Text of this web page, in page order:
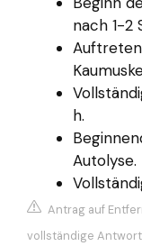
nach 1-2
h.
Autolyse.
Antrag auf
vollständige